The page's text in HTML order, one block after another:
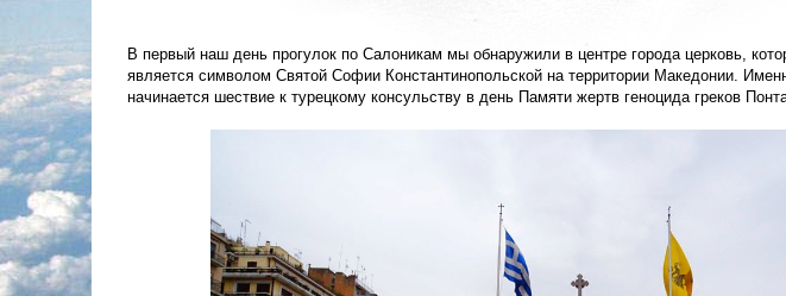
В первый наш день прогулок по Салоникам мы обнаружили в центре города церковь,
является символом Святой Софии Константинопольской на территории Македонии.
начинается шествие к турецкому консульству в день Памяти жертв геноцида греков